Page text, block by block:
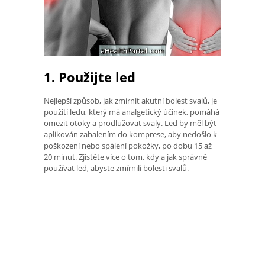
1. Použijte led
Nejlepší způsob, jak zmírnit akutní bolest svalů, je
použití ledu, který má analgetický účinek, pomáhá
omezit otoky a prodlužovat svaly. Led by měl být
aplikován zabalením do komprese, aby nedošlo k
poškození nebo spálení pokožky, po dobu 15 až
20 minut. Zjistěte více o tom, kdy a jak správně
používat led, abyste zmírnili bolesti svalů.